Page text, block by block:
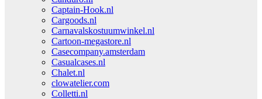
Captain-Hook.nl
Cargoods.nl
Carnavalskostuumwinkel.nl
Cartoon-megastore.nl
Casecompany.amsterdam
Casualcases.nl
Chalet.nl
clowatelier.com
Colletti.nl